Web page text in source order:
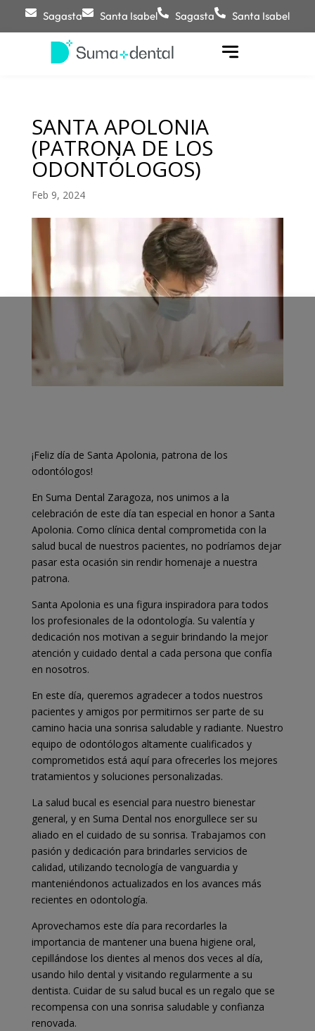
Sagasta Santa Isabel Sagasta Santa Isabel
SANTA APOLONIA
(PATRONA DE LOS
ODONTÓLOGOS)
Feb 9, 2024
¡Feliz día de Santa Apolonia, patrona de los
odontólogos!
En Suma Dental Zaragoza, nos unimos a la
celebración de este día tan especial en honor a Santa
Apolonia. Como clínica dental comprometida con la
salud bucal de nuestros pacientes, no podríamos dejar
pasar esta ocasión sin rendir homenaje a nuestra
patrona.
Santa Apolonia es una figura inspiradora para todos
los profesionales de la odontología. Su valentía y
dedicación nos motivan a seguir brindando la mejor
atención y cuidado dental a cada persona que confía
en nosotros.
En este día, queremos agradecer a todos nuestros
pacientes y amigos por permitirnos ser parte de su
camino hacia una sonrisa saludable y radiante. Nuestro
equipo de odontólogos altamente cualificados y
comprometidos está aquí para ofrecerles los mejores
tratamientos y soluciones personalizadas.
La salud bucal es esencial para nuestro bienestar
general, y en Suma Dental nos enorgullece ser su
aliado en el cuidado de su sonrisa. Trabajamos con
pasión y dedicación para brindarles servicios de
calidad, utilizando tecnología de vanguardia y
manteniéndonos actualizados en los avances más
recientes en odontología.
Aprovechamos este día para recordarles la
importancia de mantener una buena higiene oral,
cepillándose los dientes al menos dos veces al día,
usando hilo dental y visitando regularmente a su
dentista. Cuidar de su salud bucal es un regalo que se
recompensa con una sonrisa saludable y confianza
renovada.